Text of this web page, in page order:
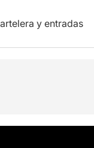
y entradas
Fotos y vídeos